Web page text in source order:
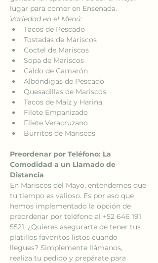
lugar para comer en Ensenada.
Variedad en el Menú:
Tacos de Pescado
Tostadas de Mariscos
Coctel de Mariscos
Sopa de Mariscos
Caldo de Camarón
Albóndigas de Pescado
Quesadillas de Mariscos
Tacos de Maíz y Harina
Filete Empanizado
Filete Veracruzano
Burritos de Mariscos
Preordenar por Teléfono: La
Comodidad a un Llamado de
Distancia
En Mariscos del Mayo, entendemos que
tu tiempo es valioso. Es por eso que
hemos implementado la opción de
preordenar por teléfono al +52 646 191
5521. ¿Quieres asegurarte de tener tus
platillos favoritos listos cuando
llegues? Simplemente llámanos,
realiza tu pedido y prepárate para